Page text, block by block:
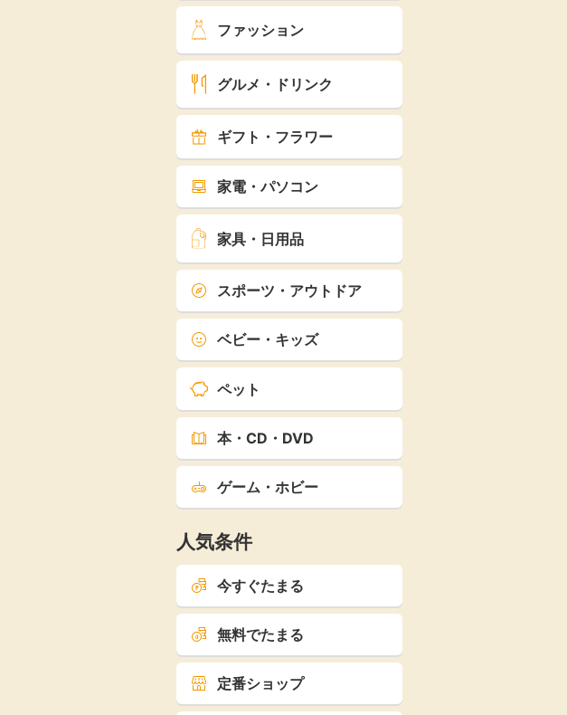
ファッション
グルメ・ドリンク
ギフト・フラワー
家電・パソコン
家具・日用品
スポーツ・アウトドア
ベビー・キッズ
ペット
本・CD・DVD
ゲーム・ホビー
人気条件
今すぐたまる
無料でたまる
定番ショップ